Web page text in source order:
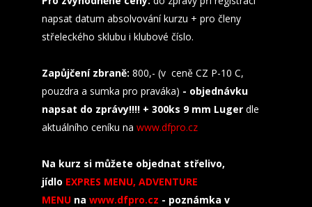
napsat datum absolvování kurzu + pro členy
střeleckého sklubu i klubové číslo.
Zapůjčení zbraně: 800,- (v ceně CZ P-10 C,
pouzdra a sumka pro praváka) - objednávku
napsat do zprávy!!!! + 300ks 9 mm Luger dle
aktuálního ceníku na www.dfpro.cz
Na kurz si můžete objednat střelivo,
jídlo EXPRES MENU, ADVENTURE
MENU na www.dfpro.cz - poznámka v